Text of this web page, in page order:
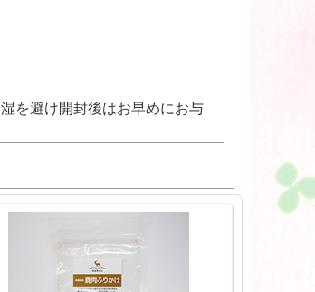
を避け開封後はお早めにお与